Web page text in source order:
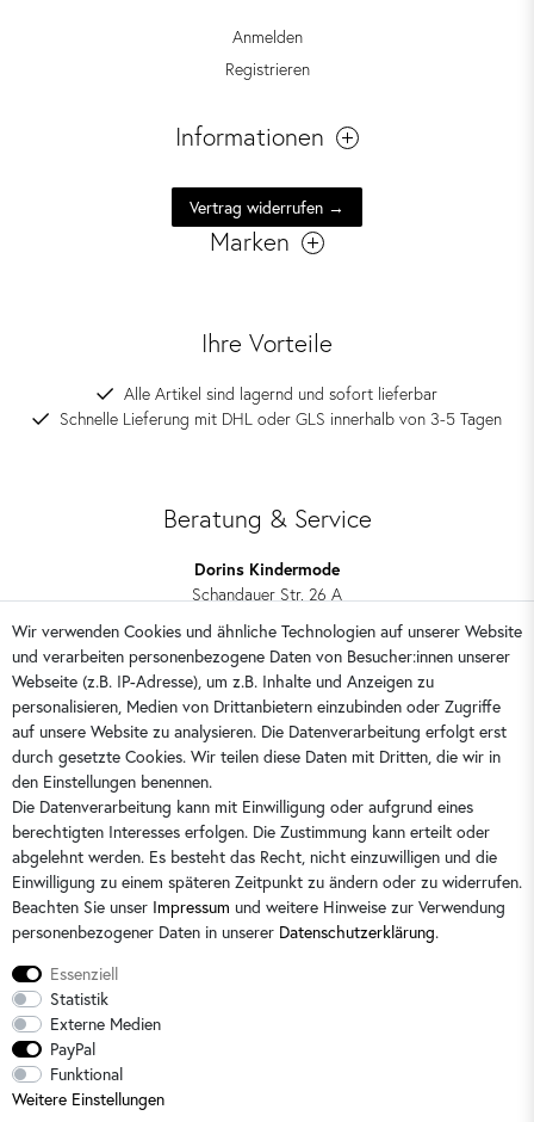
Anmelden
Registrieren
Informationen
Vertrag widerrufen →
Marken
Ihre Vorteile
Alle Artikel sind lagernd und sofort lieferbar
Schnelle Lieferung mit DHL oder GLS innerhalb von 3-5 Tagen
Beratung & Service
Dorins Kindermode
Schandauer Str. 26 A
01309 Dresden
0351 28708090
kontakt@dorins-kindermode.de
Sie erreichen uns: Montag - Freitag 9 - 16 Uhr
Alle Preise sind inkl. der gesetzlichen Mehrwertsteuer und zzgl.
© 2026 Dorins Kindermode / Alle Rechte vorbehalten. /
Wir verwenden Cookies und ähnliche Technologien auf unserer Website
und verarbeiten personenbezogene Daten von Besucher:innen unserer
Webseite (z.B. IP-Adresse), um z.B. Inhalte und Anzeigen zu
personalisieren, Medien von Drittanbietern einzubinden oder Zugriffe
auf unsere Website zu analysieren. Die Datenverarbeitung erfolgt erst
durch gesetzte Cookies. Wir teilen diese Daten mit Dritten, die wir in
den Einstellungen benennen.
Die Datenverarbeitung kann mit Einwilligung oder aufgrund eines
berechtigten Interesses erfolgen. Die Zustimmung kann erteilt oder
abgelehnt werden. Es besteht das Recht, nicht einzuwilligen und die
Einwilligung zu einem späteren Zeitpunkt zu ändern oder zu widerrufen.
Beachten Sie unser Impressum und weitere Hinweise zur Verwendung
personenbezogener Daten in unserer Daten­schutz­erklärung.
Essenziell
Statistik
Externe Medien
PayPal
Funktional
Weitere Einstellungen